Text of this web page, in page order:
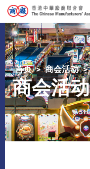
首页 商会活动
商会活动